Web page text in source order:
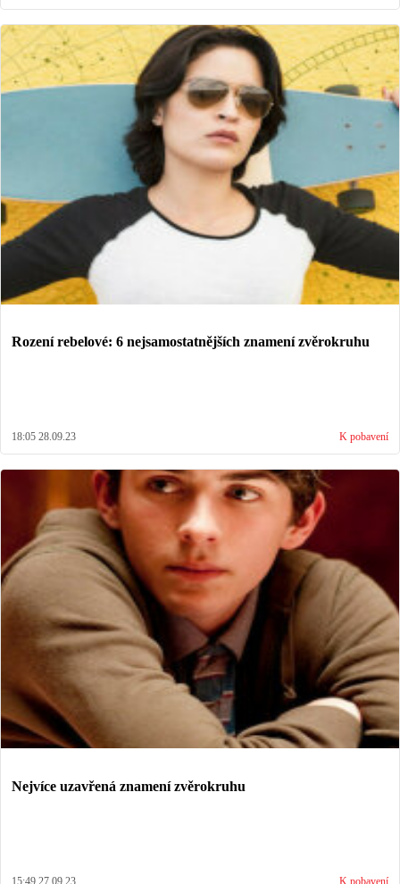
Rození rebelové: 6 nejsamostatnějších znamení zvěrokruhu
18:05 28.09.23 K pobavení
Nejvíce uzavřená znamení zvěrokruhu
15:49 27.09.23 K pobavení